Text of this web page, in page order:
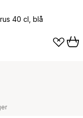
40 cl, blå